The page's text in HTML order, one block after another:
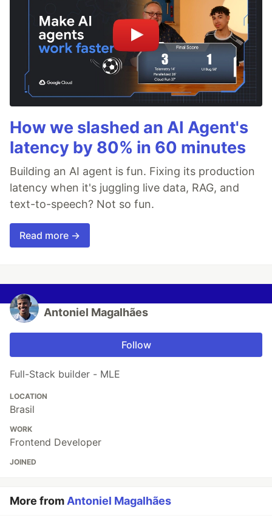
How we slashed an AI Agent's
latency by 80% in 60 minutes
Building an AI agent is fun. Fixing its production
latency when it's juggling live data, RAG, and
text-to-speech? Not so fun.
Read more →
Antoniel Magalhães
Follow
Full-Stack builder - MLE
LOCATION
Brasil
WORK
Frontend Developer
JOINED
More from Antoniel Magalhães